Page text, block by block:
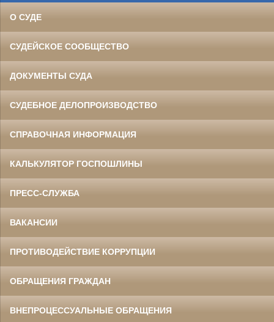
О СУДЕ
СУДЕЙСКОЕ СООБЩЕСТВО
ДОКУМЕНТЫ СУДА
СУДЕБНОЕ ДЕЛОПРОИЗВОДСТВО
СПРАВОЧНАЯ ИНФОРМАЦИЯ
КАЛЬКУЛЯТОР ГОСПОШЛИНЫ
ПРЕСС-СЛУЖБА
ВАКАНСИИ
ПРОТИВОДЕЙСТВИЕ КОРРУПЦИИ
ОБРАЩЕНИЯ ГРАЖДАН
ВНЕПРОЦЕССУАЛЬНЫЕ ОБРАЩЕНИЯ